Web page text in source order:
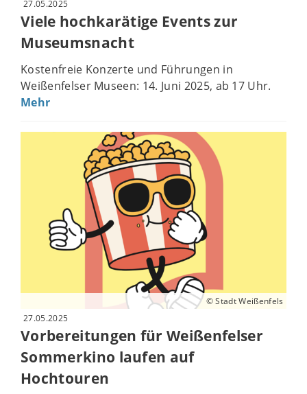
27.05.2025
Viele hochkarätige Events zur
Museumsnacht
Kostenfreie Konzerte und Führungen in
Weißenfelser Museen: 14. Juni 2025, ab 17 Uhr.
Mehr
© Stadt Weißenfels
27.05.2025
Vorbereitungen für Weißenfelser
Sommerkino laufen auf
Hochtouren